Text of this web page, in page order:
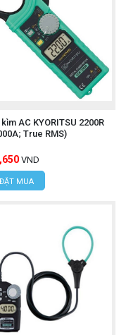
AC KYORITSU 2200R
True RMS)
VND
ĐẶT MUA